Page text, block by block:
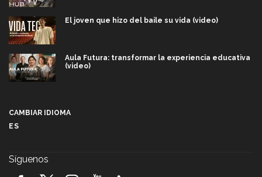
El joven que hizo del baile su vida (video)
Aula Futura: transformar la experiencia educativa
(video)
CAMBIAR IDIOMA
ES
Síguenos